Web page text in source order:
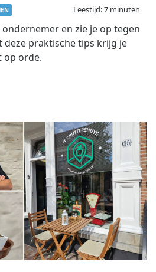
Leestijd: 7 minuten
en zie je op tegen
deze praktische tips krijg je
op orde.